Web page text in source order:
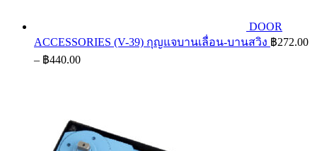
DOOR
ACCESSORIES (V-39) กุญแจบานเลื่อน-บานสวิง ฿272.00
– ฿440.00Price